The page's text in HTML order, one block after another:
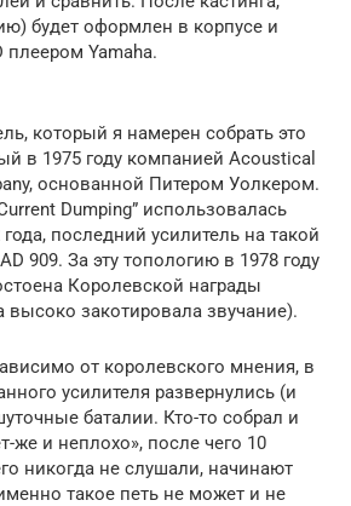
будет оформлен в корпусе и
плеером Yamaha.
который я намерен собрать это
в 1975 году компанией Acoustical
основанной Питером Уолкером.
Dumping” использовалась
последний усилитель на такой
909. За эту топологию в 1978 году
Королевской награды
закотировала звучание).
от королевского мнения, в
усилителя развернулись (и
баталии. Кто-то собрал и
же и неплохо», после чего 10
никогда не слушали, начинают
такое петь не может и не